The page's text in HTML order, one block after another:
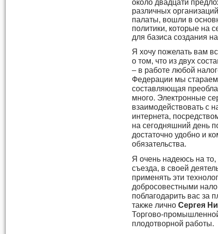
около двадцати
различных
палаты, вошли в
политики, которые на
для базиса создания
Я хочу пожелать вам
о том, что из двух
– в работе любой
Федерации мы
составляющая
много. Электронные
взаимодействовать с
интернета,
на сегодняшний день
достаточно удобно и
обязательства.
Я очень надеюсь на
съезда, в своей
применять эти
добросовестными
поблагодарить вас за
также лично Сергея
Торгово-
плодотворной работы.